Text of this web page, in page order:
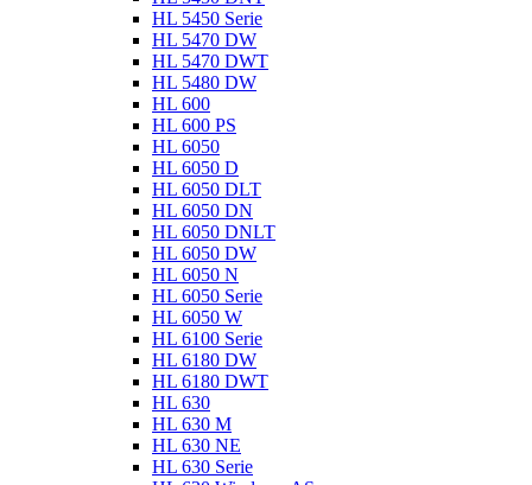
HL 5450 Serie
HL 5470 DW
HL 5470 DWT
HL 5480 DW
HL 600
HL 600 PS
HL 6050
HL 6050 D
HL 6050 DLT
HL 6050 DN
HL 6050 DNLT
HL 6050 DW
HL 6050 N
HL 6050 Serie
HL 6050 W
HL 6100 Serie
HL 6180 DW
HL 6180 DWT
HL 630
HL 630 M
HL 630 NE
HL 630 Serie